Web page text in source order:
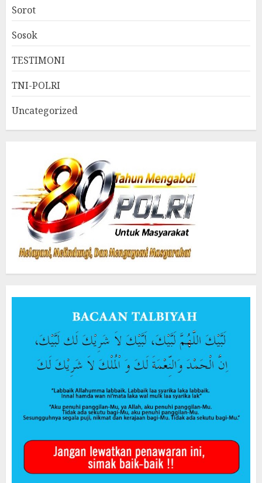
Sorot
Sosok
TESTIMONI
TNI-POLRI
Uncategorized